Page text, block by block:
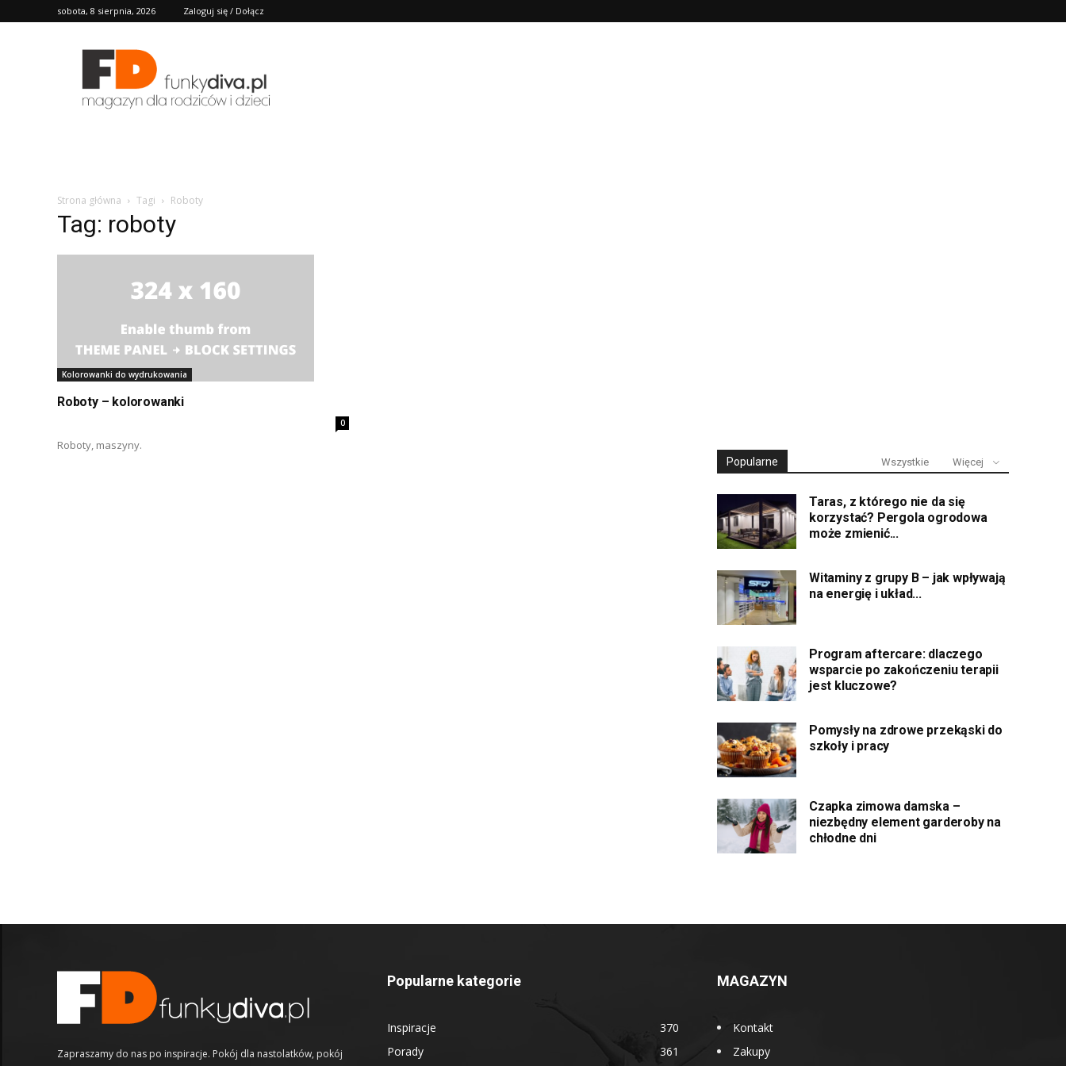
sobota, 8 sierpnia, 2026 Zaloguj się / Dołącz
FD
Strona główna Tagi Roboty
Tag: roboty
Kolorowanki do wydrukowania
Roboty – kolorowanki
0
Roboty, maszyny.
Popularne Wszystkie Więcej
Taras, z którego nie da się
korzystać? Pergola ogrodowa
może zmienić...
Witaminy z grupy B – jak wpływają
na energię i układ...
Program aftercare: dlaczego
wsparcie po zakończeniu terapii
jest kluczowe?
Pomysły na zdrowe przekąski do
szkoły i pracy
Czapka zimowa damska –
niezbędny element garderoby na
chłodne dni
Zapraszamy do nas po inspiracje. Pokój dla nastolatków, pokój
Popularne kategorie
Inspiracje
370
Porady
361
MAGAZYN
Kontakt
Zakupy